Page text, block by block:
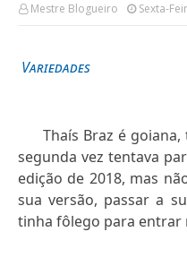
Mestre Blogueiro Sexta-
Variedades
Thaís Braz é
segunda vez tentava
edição de 2018, mas
sua versão, passar a
tinha fôlego para entrar